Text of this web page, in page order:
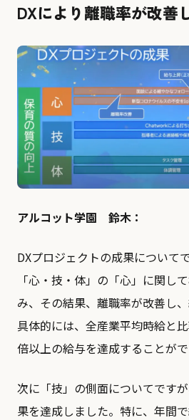
DXにより離職率が改善
アルコット学園 鈴木：
DXプロジェクトの成果について
「心・技・体」の「心」に関し
み、その結果、離職率が改善し
具体的には、全産業平均時給と
倍以上の給与を達成することがで
次に「技」の側面についてです
果を達成しました。特に、年間